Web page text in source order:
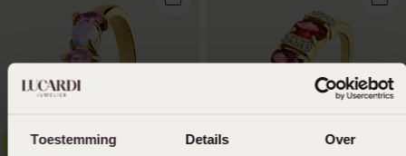
Toestemming Details Over
-33% Wasserdicht -33%